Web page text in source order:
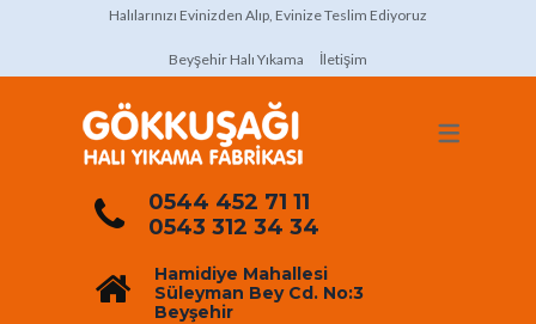
Halılarınızı Evinizden Alıp, Evinize Teslim Ediyoruz
Beyşehir Halı Yıkama İletişim
0544 452 71 11
0543 312 34 34
Hamidiye Mahallesi
Süleyman Bey Cd. No:3
Beyşehir